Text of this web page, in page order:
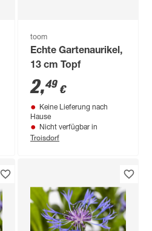
toom
Echte Gartenaurikel,
13 cm Topf
2,49 €
Keine Lieferung nach
Hause
Nicht verfügbar in
Troisdorf